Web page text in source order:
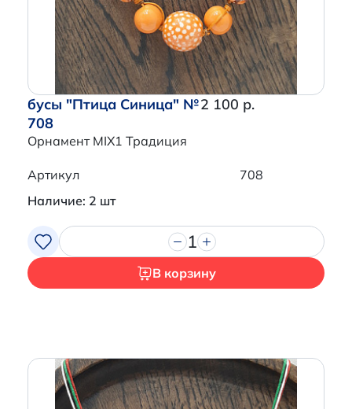
бусы "Птица Синица" №
708
Орнамент MIX1 Традиция
2 100 р.
Артикул
708
Наличие: 2 шт
1
В корзину